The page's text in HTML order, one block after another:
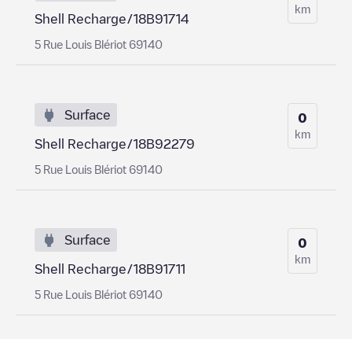
Shell Recharge/18B91714
5 Rue Louis Blériot 69140
km
Surface
Shell Recharge/18B92279
5 Rue Louis Blériot 69140
0
km
Surface
Shell Recharge/18B91711
5 Rue Louis Blériot 69140
0
km